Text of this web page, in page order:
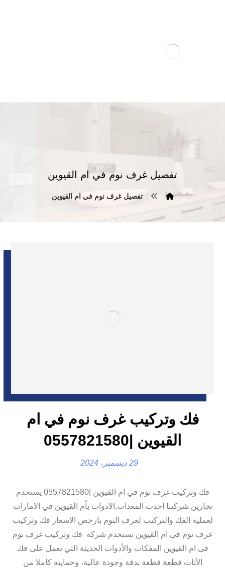
تفصيل غرف نوم في ام القيوين
تفصيل غرف نوم في ام القيوين
فك وتركيب غرف نوم في ام
القيوين |0557821580
29 ديسمبر، 2024
فك وتركيب غرف نوم في ام القيوين |0557821580 يستخدم
نجارين شركتنا احدث المعدات,الادوات بأم القيوين في الامارات
لعملية الفك والتركيب لغرف النوم بارخص الاسعار فك وتركيب
غرف نوم في ام القيوين تستخدم شركة فك وتركيب غرف نوم
فى ام القيوين المفكات والأدوات الحديثة التي تعمل على فك
الأثاث قطعة قطعة بدقة وجودة عالية، وحمايته كاملا من